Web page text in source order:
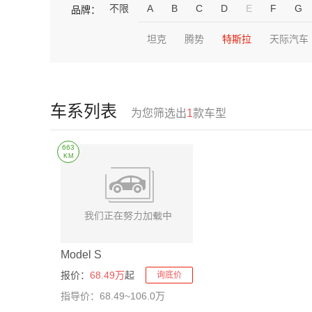
品牌： 不限 A B C D E F G
坦克 腾势 特斯拉 天际汽车
车系列表 为您筛选出1款车型
Model S
报价： 68.49万起 询底价
指导价：68.49~106.0万
663
KM